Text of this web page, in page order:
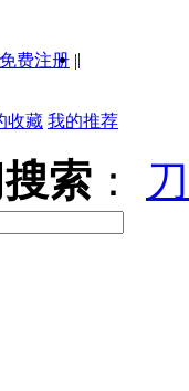
免费注册 ||
收藏 我的推荐
索 ：